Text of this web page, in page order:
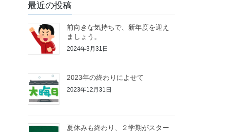
最近の投稿
前向きな気持ちで、新年度を迎え
ましょう。
2024年3月31日
2023年の終わりによせて
2023年12月31日
夏休みも終わり、２学期がスター